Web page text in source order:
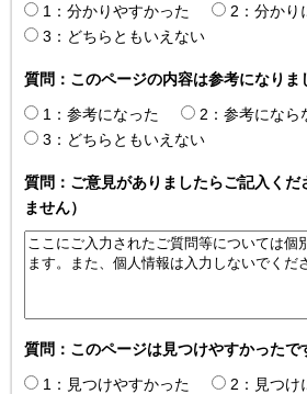
1：分かりやすかった
2：分かり
3：どちらともいえない
質問：このページの内容は参考になりま
1：参考になった
2：参考になら
3：どちらともいえない
質問：ご意見がありましたらご記入くだ
ません）
質問：このページは見つけやすかったで
1：見つけやすかった
2：見つけ